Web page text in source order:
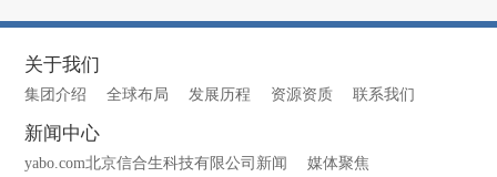
关于我们
集团介绍 全球布局 发展历程 资源资质 联系我们
新闻中心
yabo.com北京信合生科技有限公司新闻 媒体聚焦